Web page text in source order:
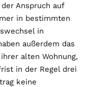
Anspruch auf
in bestimmten
in
außerdem das
alten Wohnung,
in der Regel drei
keine